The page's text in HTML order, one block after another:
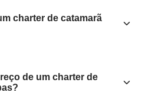
charter de catamarã
de um charter de